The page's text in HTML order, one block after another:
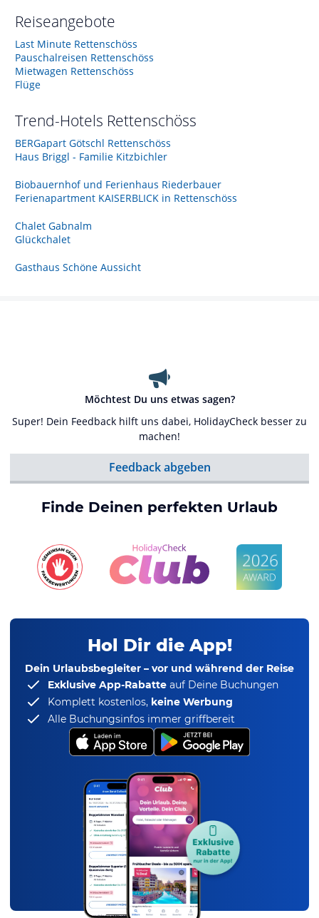
Reiseangebote
Last Minute Rettenschöss
Pauschalreisen Rettenschöss
Mietwagen Rettenschöss
Flüge
Trend-Hotels Rettenschöss
BERGapart Götschl Rettenschöss
Haus Briggl - Familie Kitzbichler
Biobauernhof und Ferienhaus Riederbauer
Ferienapartment KAISERBLICK in Rettenschöss
Chalet Gabnalm
Glückchalet
Gasthaus Schöne Aussicht
Möchtest Du uns etwas sagen?
Super! Dein Feedback hilft uns dabei, HolidayCheck besser zu
machen!
Feedback abgeben
Finde Deinen perfekten Urlaub
Hol Dir die App!
Dein Urlaubsbegleiter – vor und während der Reise
Exklusive App-Rabatte auf Deine Buchungen
Komplett kostenlos, keine Werbung
Alle Buchungsinfos immer griffbereit